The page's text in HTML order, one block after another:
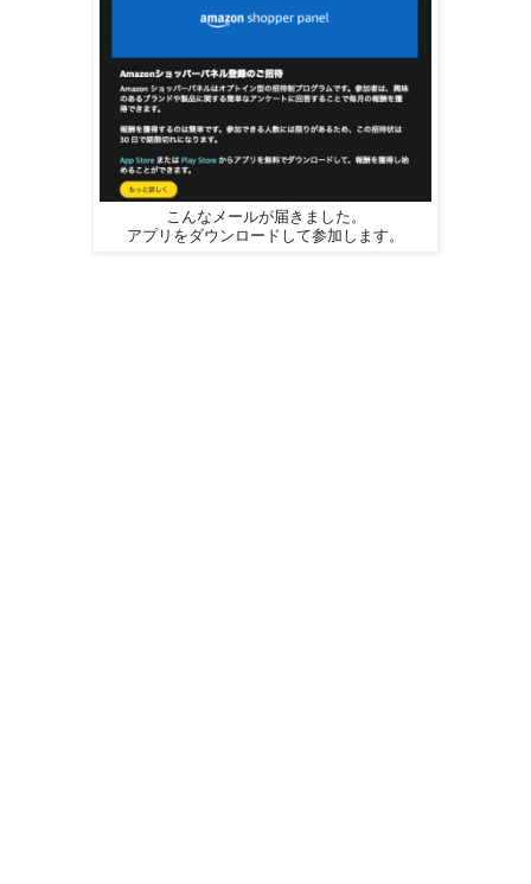
こんなメールが届きました。
アプリをダウンロードして参加します。